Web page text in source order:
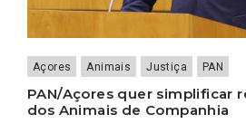
Açores Animais Justiça PAN
PAN/Açores quer simplificar
dos Animais de Companhia